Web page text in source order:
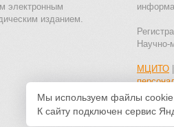
электронным
изданием.
Научно-
МЦИТО
Мы используем файлы cookie,
К сайту подключен сервис